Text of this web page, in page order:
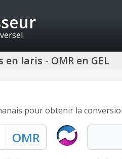
laris - OMR en GEL
pour obtenir la